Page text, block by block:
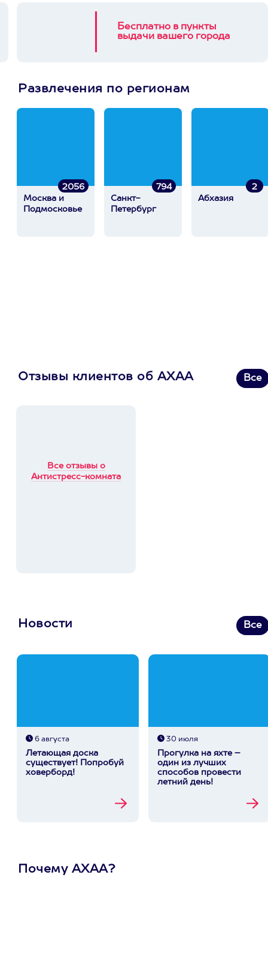
Бесплатно в пункты
выдачи вашего города
Развлечения по регионам
2056
Москва и
Подмосковье
794
Санкт-
Петербург
2
Абхазия
Отзывы клиентов об АХАА Все
Все отзывы о
Антистресс-комната
Новости Все
6 августа
Летающая доска
существует! Попробуй
ховерборд!
30 июля
Прогулка на яхте –
один из лучших
способов провести
летний день!
Почему АХАА?